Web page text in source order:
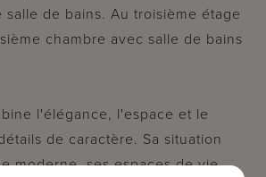
salle de bains. Au troisième étage
chambre avec salle de bains
l'élégance, l'espace et le
de caractère. Sa situation
moderne, ses espaces de vie